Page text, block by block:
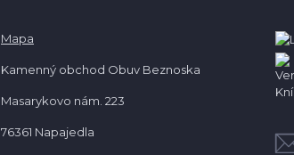
Mapa
Kamenný obchod Obuv Beznoska
Masarykovo nám. 223
76361 Napajedla